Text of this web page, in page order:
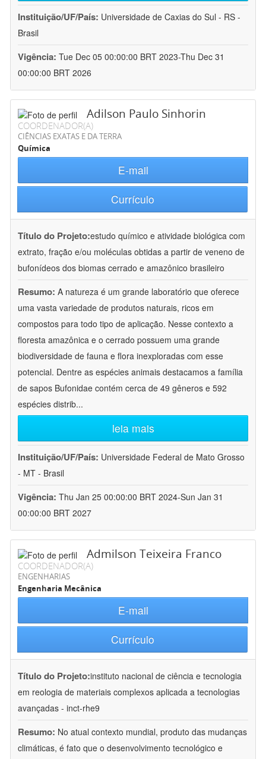
Instituição/UF/País: Universidade de Caxias do Sul - RS -
Brasil
Vigência: Tue Dec 05 00:00:00 BRT 2023-Thu Dec 31
00:00:00 BRT 2026
Adilson Paulo Sinhorin
COORDENADOR(A)
CIÊNCIAS EXATAS E DA TERRA
Química
E-mail
Currículo
Título do Projeto:estudo químico e atividade biológica com
extrato, fração e/ou moléculas obtidas a partir de veneno de
bufonídeos dos biomas cerrado e amazônico brasileiro
Resumo: A natureza é um grande laboratório que oferece
uma vasta variedade de produtos naturais, ricos em
compostos para todo tipo de aplicação. Nesse contexto a
floresta amazônica e o cerrado possuem uma grande
biodiversidade de fauna e flora inexploradas com esse
potencial. Dentre as espécies animais destacamos a família
de sapos Bufonidae contém cerca de 49 gêneros e 592
espécies distrib...
leia mais
Instituição/UF/País: Universidade Federal de Mato Grosso
- MT - Brasil
Vigência: Thu Jan 25 00:00:00 BRT 2024-Sun Jan 31
00:00:00 BRT 2027
Admilson Teixeira Franco
COORDENADOR(A)
ENGENHARIAS
Engenharia Mecânica
E-mail
Currículo
Título do Projeto:instituto nacional de ciência e tecnologia
em reologia de materiais complexos aplicada a tecnologias
avançadas - inct-rhe9
Resumo: No atual contexto mundial, produto das mudanças
climáticas, é fato que o desenvolvimento tecnológico e